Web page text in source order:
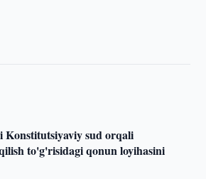
boshqaruvni qo‘llab-
Konstitutsiyaviy sud orqali
to'g'risidagi qonun loyihasini